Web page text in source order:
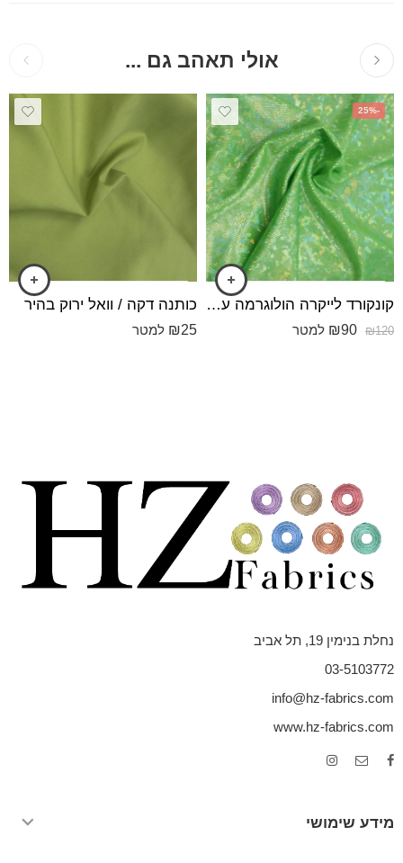
אולי תאהב גם ...
-25%
קונקורד לייקרה הולוגרמה עבה הולוגרמה תפוח
₪120
₪90 למטר
כותנה דקה / וואל ירוק בהיר
₪25 למטר
נחלת בנימין 19, תל אביב
03-5103772
info@hz-fabrics.com
www.hz-fabrics.com
מידע שימושי